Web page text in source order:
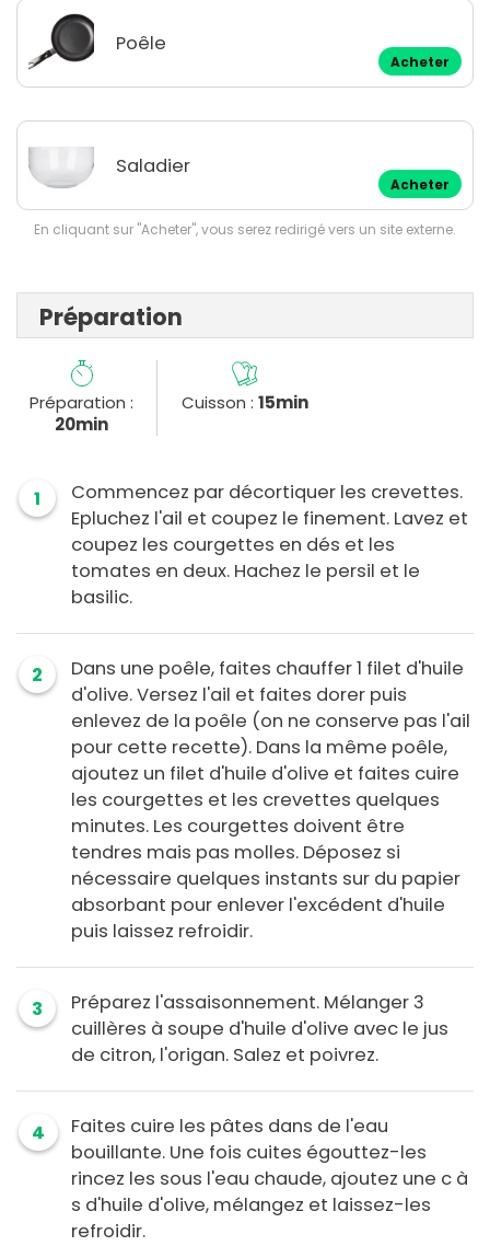
Poêle
Acheter
Saladier
Acheter
En cliquant sur "Acheter", vous serez redirigé vers un site externe.
Préparation
Préparation :
20min
Cuisson : 15min
1
Commencez par décortiquer les crevettes.
Epluchez l'ail et coupez le finement. Lavez et
coupez les courgettes en dés et les
tomates en deux. Hachez le persil et le
basilic.
2
Dans une poêle, faites chauffer 1 filet d'huile
d'olive. Versez l'ail et faites dorer puis
enlevez de la poêle (on ne conserve pas l'ail
pour cette recette). Dans la même poêle,
ajoutez un filet d'huile d'olive et faites cuire
les courgettes et les crevettes quelques
minutes. Les courgettes doivent être
tendres mais pas molles. Déposez si
nécessaire quelques instants sur du papier
absorbant pour enlever l'excédent d'huile
puis laissez refroidir.
3
Préparez l'assaisonnement. Mélanger 3
cuillères à soupe d'huile d'olive avec le jus
de citron, l'origan. Salez et poivrez.
4
Faites cuire les pâtes dans de l'eau
bouillante. Une fois cuites égouttez-les
rincez les sous l'eau chaude, ajoutez une c à
s d'huile d'olive, mélangez et laissez-les
refroidir.